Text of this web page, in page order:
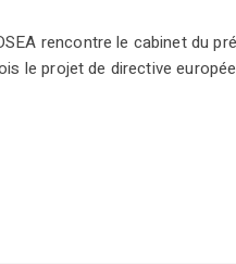
rencontre le cabinet du
le projet de directive